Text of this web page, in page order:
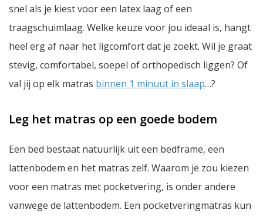
snel als je kiest voor een latex laag of een
traagschuimlaag. Welke keuze voor jou ideaal is, hangt
heel erg af naar het ligcomfort dat je zoekt. Wil je graat
stevig, comfortabel, soepel of orthopedisch liggen? Of
val jij op elk matras binnen 1 minuut in slaap…?
Leg het matras op een goede bodem
Een bed bestaat natuurlijk uit een bedframe, een
lattenbodem en het matras zelf. Waarom je zou kiezen
voor een matras met pocketvering, is onder andere
vanwege de lattenbodem. Een pocketveringmatras kun